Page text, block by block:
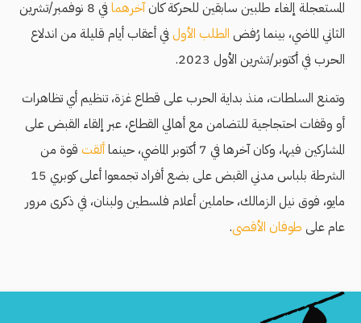
المستعجلة إلغاء طلبين سابقين للحركة كانآخرهما
في 8 نوفمبر/تشرين
الثاني الماضي، بينما رُفض الطلب الأولفي أعقاب أيام قليلة من اندلاع
الحرب في أكتوبر/تشرين الأول 2023.
وتمنع السلطات، منذ بداية الحرب على قطاع غزة، تنظيم أي تظاهرات
أو وقفات احتجاجية للتضامن مع أهالي القطاع، عبر إلقاء القبض على
المشاركين فيها، وكان آخرها في 7 أكتوبر الماضي، حينما
ألقت قوة من
الشرطة بلباس مدني القبض على بضع أفراد تجمعوا أعلى كوبري 15
مايو، فوق نيل الزمالك، حاملين أعلام فلسطين ولبنان، في ذكرى مرور
عام على طوفان الأقصى.